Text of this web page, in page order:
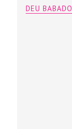
DEU BABADO